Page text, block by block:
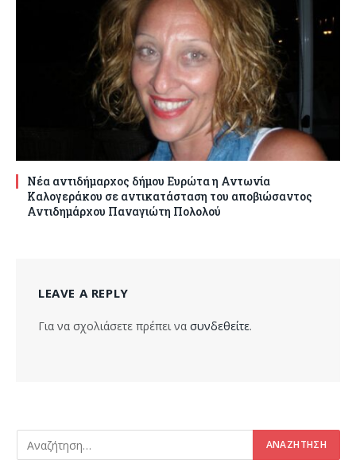
Νέα αντιδήμαρχος δήμου Ευρώτα η Αντωνία
Καλογεράκου σε αντικατάσταση του αποβιώσαντος
Αντιδημάρχου Παναγιώτη Πολολού
LEAVE A REPLY
Για να σχολιάσετε πρέπει να συνδεθείτε.